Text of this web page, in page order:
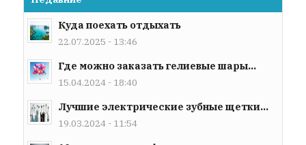
Куда поехать отдыхать
22.07.2025 - 13:46
Где можно заказать гелиевые шары...
15.04.2024 - 18:40
Лучшие электрические зубные щетки...
19.03.2024 - 11:54